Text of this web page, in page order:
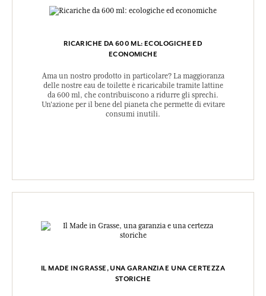
RICARICHE DA 600 ML: ECOLOGICHE ED
ECONOMICHE
Ama un nostro prodotto in particolare? La maggioranza
delle nostre eau de toilette è ricaricabile tramite lattine
da 600 ml, che contribuiscono a ridurre gli sprechi.
Un'azione per il bene del pianeta che permette di evitare
consumi inutili.
IL MADE IN GRASSE, UNA GARANZIA E UNA CERTEZZA
STORICHE